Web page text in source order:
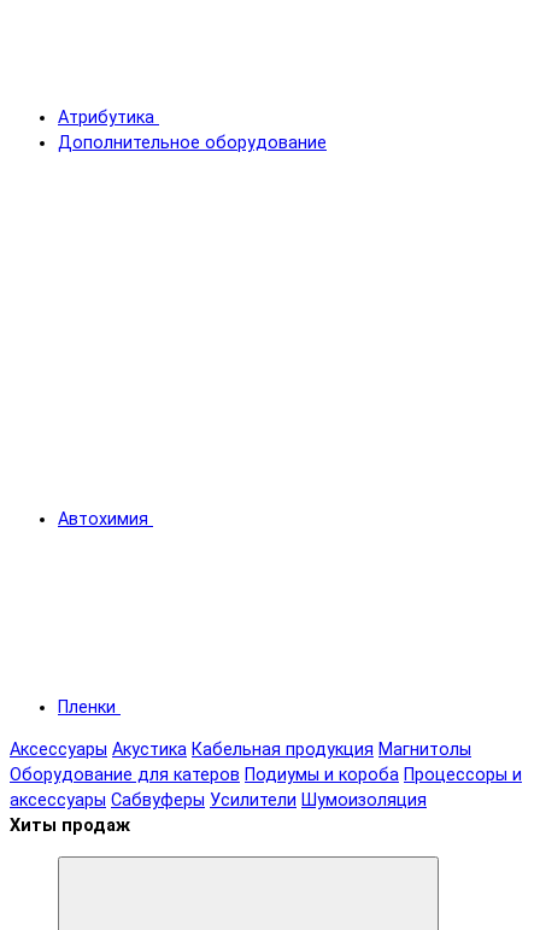
Атрибутика
Дополнительное оборудование
Автохимия
Пленки
Аксессуары Акустика Кабельная продукция Магнитолы
Оборудование для катеров Подиумы и короба Процессоры и
аксессуары Сабвуферы Усилители Шумоизоляция
Хиты продаж